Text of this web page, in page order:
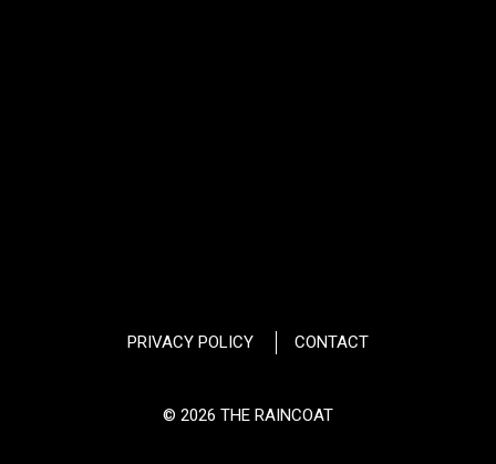
PRIVACY POLICY CONTACT
© 2026 THE RAINCOAT